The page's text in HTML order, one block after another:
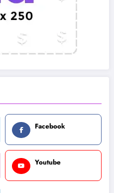
Facebook
Youtube